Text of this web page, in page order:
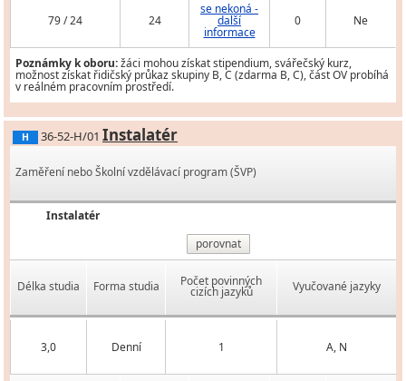
79 / 24 24
se nekoná -
další
informace
0 Ne
Poznámky k oboru:žáci mohou získat stipendium, svářečský kurz,
možnost získat řidičský průkaz skupiny B, C (zdarma B, C), část OV probíhá
v reálném pracovním prostředí.
H 36-52-H/01 Instalatér
Zaměření nebo Školní vzdělávací program (ŠVP)
Instalatér
porovnat
Délka studia Forma studia Počet povinných
cizích jazyků Vyučované jazyky
3,0 Denní 1 A, N